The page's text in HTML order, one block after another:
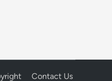
Contact Us